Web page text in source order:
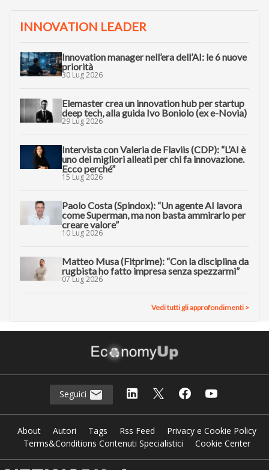
INNOVATION LEADER
Innovation manager nell’era dell’AI: le 6 nuove
priorità
30 Lug 2026
Elemaster crea un innovation hub per startup
deep tech, alla guida Ivo Boniolo (ex e-Novia)
29 Lug 2026
Intervista con Valeria de Flaviis (CDP): “L’AI è
uno dei migliori alleati per chi fa innovazione.
Ecco perché”
15 Lug 2026
Paolo Costa (Spindox): “Un agente AI lavora
come Superman, ma non basta ammirarlo per
creare valore”
10 Lug 2026
Matteo Musa (Fitprime): “Con la disciplina da
rugbista ho fatto impresa senza spezzarmi”
07 Lug 2026
Vedi tutti gli approfondimenti >
Seguici
About Autori Tags Rss Feed
Privacy e Cookie Policy
Terms&Conditions Contenuti Specialistici
Cookie Center